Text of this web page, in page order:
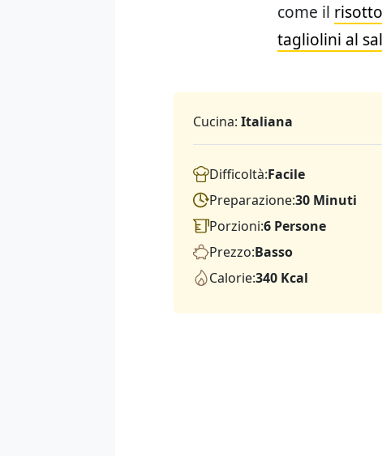
come il
tagliolini al
Cucina: Italiana
Difficoltà:Facile
Preparazione:30 Minuti
Porzioni:6 Persone
Prezzo:Basso
Calorie:340 Kcal